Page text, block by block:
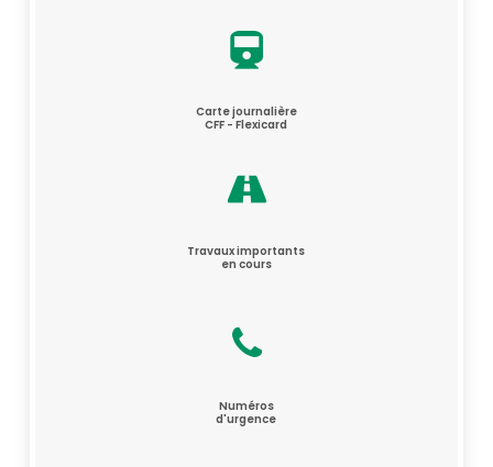
Carte journalière
CFF - Flexicard
Travaux importants
en cours
Numéros
d'urgence